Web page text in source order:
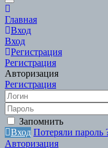
Scroll
to
Top
Главная
Вход
Вход
Регистрация
Регистрация
Авторизация
Регистрация
Запомнить
Вход Потеряли пароль
Авторизация